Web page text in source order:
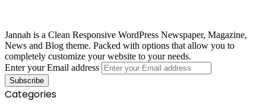
Jannah is a Clean Responsive WordPress Newspaper, Magazine,
News and Blog theme. Packed with options that allow you to
completely customize your website to your needs.
Enter your Email address
Categories